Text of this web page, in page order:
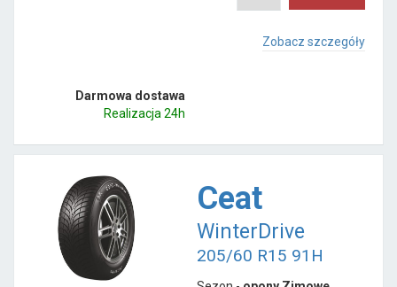
Zobacz szczegóły
Darmowa dostawa
Realizacja 24h
Ceat
WinterDrive
205/60 R15 91H